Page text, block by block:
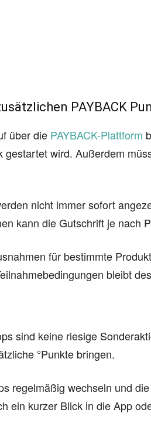
PAYBACK
über die PAYBACK-Plattform
gestartet wird. Außerdem
nicht immer sofort
kann die Gutschrift je nach
für bestimmte
bleibt
sind keine riesige
°Punkte bringen.
regelmäßig wechseln und
ein kurzer Blick in die App